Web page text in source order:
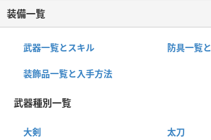
装備一覧
武器一覧とスキル 防具一覧
装飾品一覧と入手方法
武器種別一覧
大剣 太刀